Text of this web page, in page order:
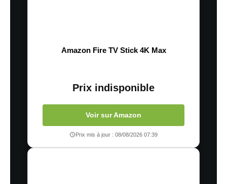
Amazon Fire TV Stick 4K Max
Prix indisponible
Voir sur Amazon
Prix mis à jour : 08/08/2026 07:39